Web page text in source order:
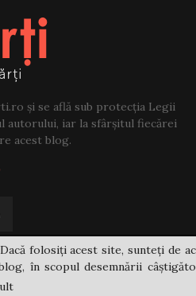
și se află sub protecția Legii
autorului, iar la sfârșitul fiecărei
acest blog.
folosiți acest site, sunteți de
în scopul desemnării